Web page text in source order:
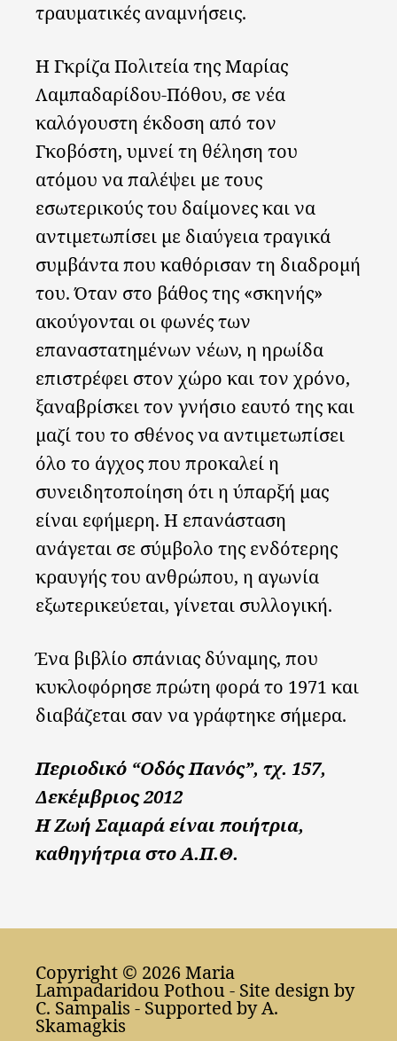
τραυματικές αναμνήσεις.
Η Γκρίζα Πολιτεία της Μαρίας
Λαμπαδαρίδου-Πόθου, σε νέα
καλόγουστη έκδοση από τον
Γκοβόστη, υμνεί τη θέληση του
ατόμου να παλέψει με τους
εσωτερικούς του δαίμονες και να
αντιμετωπίσει με διαύγεια τραγικά
συμβάντα που καθόρισαν τη διαδρομή
του. Όταν στο βάθος της «σκηνής»
ακούγονται οι φωνές των
επαναστατημένων νέων, η ηρωίδα
επιστρέφει στον χώρο και τον χρόνο,
ξαναβρίσκει τον γνήσιο εαυτό της και
μαζί του το σθένος να αντιμετωπίσει
όλο το άγχος που προκαλεί η
συνειδητοποίηση ότι η ύπαρξή μας
είναι εφήμερη. Η επανάσταση
ανάγεται σε σύμβολο της ενδότερης
κραυγής του ανθρώπου, η αγωνία
εξωτερικεύεται, γίνεται συλλογική.
Ένα βιβλίο σπάνιας δύναμης, που
κυκλοφόρησε πρώτη φορά το 1971 και
διαβάζεται σαν να γράφτηκε σήμερα.
Περιοδικό “Οδός Πανός”, τχ. 157,
Δεκέμβριος 2012
Η Ζωή Σαμαρά είναι ποιήτρια,
καθηγήτρια στο Α.Π.Θ.
Copyright © 2026 Maria
Lampadaridou Pothou - Site design by
C. Sampalis - Supported byA.
Skamagkis